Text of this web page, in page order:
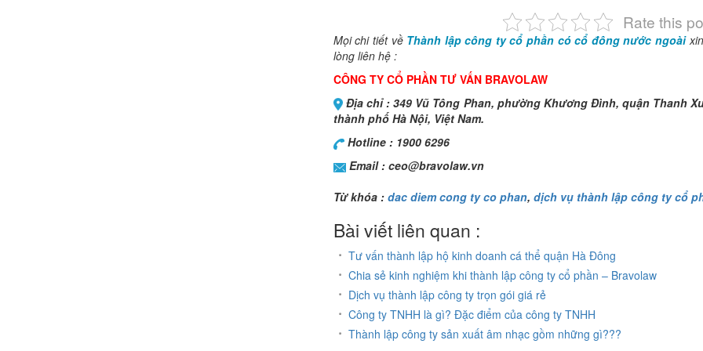
Rate this
Mọi chi tiết về Thành lập công ty cổ phần có cổ đông nước ngoài
lòng liên hệ :
CÔNG TY CỔ PHẦN TƯ VẤN BRAVOLAW
Địa chỉ : 349 Vũ Tông Phan, phường Khương Đình, quận Thanh
thành phố Hà Nội, Việt Nam.
Hotline : 1900 6296
Email : ceo@bravolaw.vn
Từ khóa : dac diem cong ty co phan, dịch vụ thành lập công ty cổ
Bài viết liên quan :
Tư vấn thành lập hộ kinh doanh cá thể quận Hà Đông
Chia sẻ kinh nghiệm khi thành lập công ty cổ phần – Bravolaw
Dịch vụ thành lập công ty trọn gói giá rẻ
Công ty TNHH là gì? Đặc điểm của công ty TNHH
Thành lập công ty sản xuất âm nhạc gồm những gì???